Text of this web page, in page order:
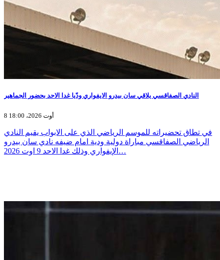
النادي الصفاقسي يلاقي سان بيدرو الايفواري ودّيا غدا الاحد بحضور الجماهير
8 أوت 2026، 18:00
في تطاق تحضيراته للموسم الرياضي الذي على الابواب يقيم النادي
الرياضي الصفاقسي مباراة دولية ودية امام ضيفه نادي سان بيدرو
الإيفواري وذلك غدا الاحد 9 اوت 2026…